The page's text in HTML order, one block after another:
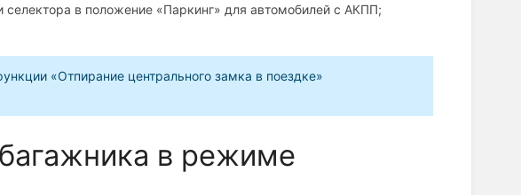
в положение «Паркинг» для автомобилей с АКПП;
«Отпирание центрального замка в поездке»
в режиме